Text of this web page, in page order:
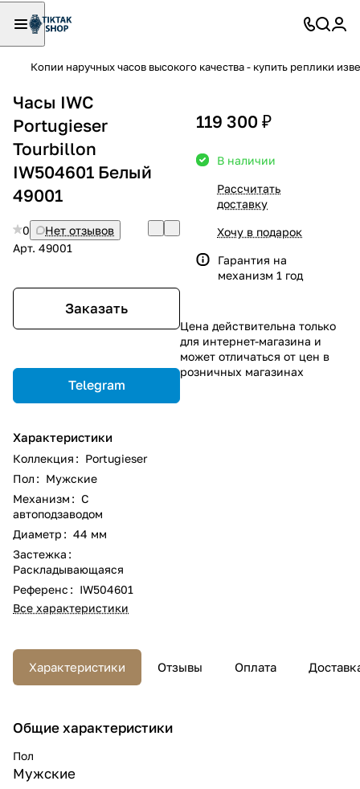
Копии наручных часов высокого качества - купить реплики
Часы IWC
Portugieser
Tourbillon
IW504601 Белый
49001
0
Нет отзывов
Арт. 49001
Заказать
Telegram
Характеристики
Коллекция : Portugieser
Пол : Мужские
Механизм : С
автоподзаводом
Диаметр : 44 мм
Застежка :
Раскладывающаяся
Референс : IW504601
Все характеристики
119 300 ₽
В наличии
Рассчитать
доставку
Хочу в подарок
Гарантия на
механизм 1 год
Цена действительна только
для интернет-магазина и
может отличаться от цен в
розничных магазинах
Характеристики Отзывы Оплата
Общие характеристики
Пол
Мужские